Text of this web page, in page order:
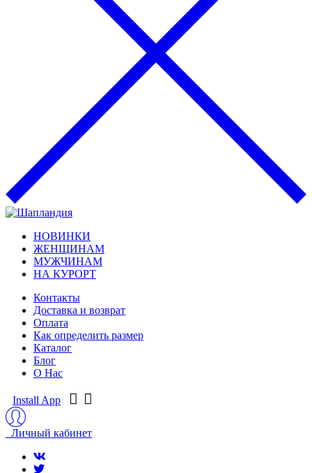
НОВИНКИ
ЖЕНЩИНАМ
МУЖЧИНАМ
НА КУРОРТ
Контакты
Доставка и возврат
Оплата
Как определить размер
Каталог
Блог
О Нас
Install App
Личный кабинет